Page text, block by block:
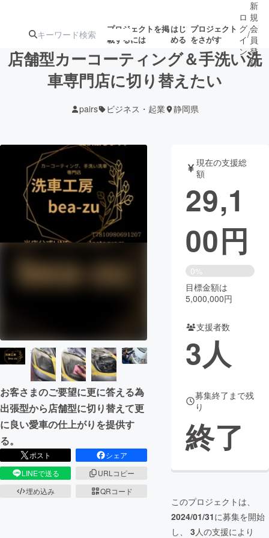
プロジェクトを掲
載するには
はじ
める
プロジェクト
をさがす
ターン
ジェクト
募集終了が近いプ
ロジェクト
アート・写真 音楽
テクノロジー・ガジェット ゲーム・
映像・映画 書籍・雑誌
ビジネス・起業 チャレンジ
まちづくり・地域活性化
CAMPFIRE Creation
CAMPFIREふるさと納税machi-ya コミュニティ
ロ
グ
イ
ン
/
新
規
会
員
登
録
店舗型カーコーティング＆手洗い洗
車専門店に切り替えたい
pairs ビジネス・起業 静岡県
お客さまのご要望に更に答える為
出張型から店舗型に切り替えて更
に良い愛車の仕上がりを提供す
る。
ポスト
シェア
LINEで送る
URLコピー
埋め込み
QRコード
現在の支援総
額
29,1
00円
0%
目標金額は
5,000,000円
支援者数
3人
募集終了まで残
り
終了
このプロジェクトは、
2024/01/31に募集を開始
し、 3人の支援により